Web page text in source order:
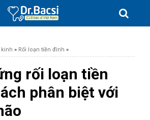
kinh » Rối loạn tiền đình »
rối loạn tiền
phân biệt với